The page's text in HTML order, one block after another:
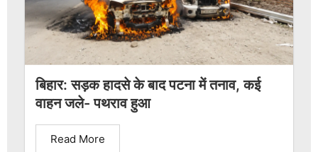
बिहार: सड़क हादसे के बाद पटना में तनाव, कई
वाहन जले- पथराव हुआ
Read More